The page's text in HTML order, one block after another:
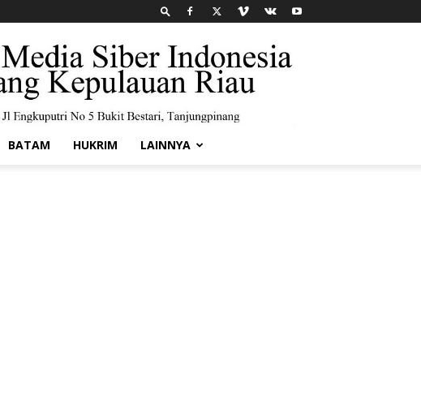
BATAM HUKRIM LAINNYA